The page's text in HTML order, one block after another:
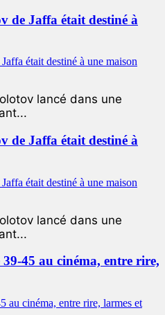
de Jaffa était destiné à
lancé dans une
de Jaffa était destiné à
lancé dans une
45 au cinéma, entre rire,